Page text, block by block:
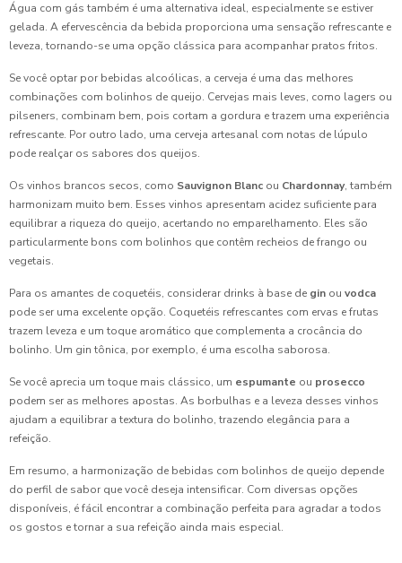
Água com gás também é uma alternativa ideal, especialmente se estiver
gelada. A efervescência da bebida proporciona uma sensação refrescante e
leveza, tornando-se uma opção clássica para acompanhar pratos fritos.
Se você optar por bebidas alcoólicas, a cerveja é uma das melhores
combinações com bolinhos de queijo. Cervejas mais leves, como lagers ou
pilseners, combinam bem, pois cortam a gordura e trazem uma experiência
refrescante. Por outro lado, uma cerveja artesanal com notas de lúpulo
pode realçar os sabores dos queijos.
Os vinhos brancos secos, como Sauvignon Blanc ou Chardonnay, também
harmonizam muito bem. Esses vinhos apresentam acidez suficiente para
equilibrar a riqueza do queijo, acertando no emparelhamento. Eles são
particularmente bons com bolinhos que contêm recheios de frango ou
vegetais.
Para os amantes de coquetéis, considerar drinks à base de gin ou vodca
pode ser uma excelente opção. Coquetéis refrescantes com ervas e frutas
trazem leveza e um toque aromático que complementa a crocância do
bolinho. Um gin tônica, por exemplo, é uma escolha saborosa.
Se você aprecia um toque mais clássico, um espumante ou prosecco
podem ser as melhores apostas. As borbulhas e a leveza desses vinhos
ajudam a equilibrar a textura do bolinho, trazendo elegância para a
refeição.
Em resumo, a harmonização de bebidas com bolinhos de queijo depende
do perfil de sabor que você deseja intensificar. Com diversas opções
disponíveis, é fácil encontrar a combinação perfeita para agradar a todos
os gostos e tornar a sua refeição ainda mais especial.